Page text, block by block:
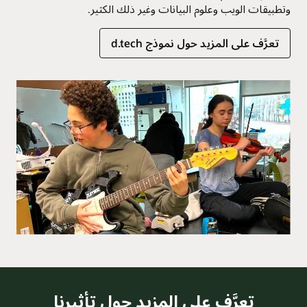
وتطبيقات الويب وعلوم البيانات وغير ذلك الكثير.
تعرَّف على المزيد حول نموذج d.tech
تعرَّف على المزيد حول تأثيرنا